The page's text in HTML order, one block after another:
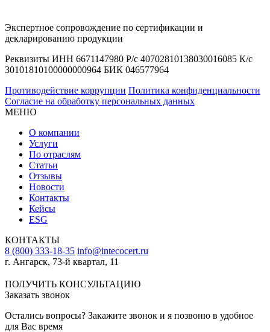
Экспертное сопровождение по сертификации и
декларированию продукции
Реквизиты ИНН 6671147980 Р/с 40702810138030016085 К/с
30101810100000000964 БИК 046577964
Противодействие коррупции Политика конфиденциальности
Согласие на обработку персональных данных
МЕНЮ
О компании
Услуги
По отраслям
Статьи
Отзывы
Новости
Контакты
Кейсы
ESG
КОНТАКТЫ
8 (800) 333-18-35 info@intecocert.ru
г. Ангарск, 73-й квартал, 11
ПОЛУЧИТЬ КОНСУЛЬТАЦИЮ
Заказать звонок
Остались вопросы? Закажите звонок и я позвоню в удобное
для Вас время